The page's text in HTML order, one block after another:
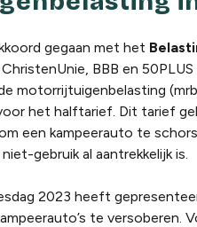
gegaan met het
BBB en
motorrijtuigenbelasting
het halftarief. Dit tarief
een kampeerauto te
gebruik al aantrekkelijk is.
2023 heeft
te versoberen.